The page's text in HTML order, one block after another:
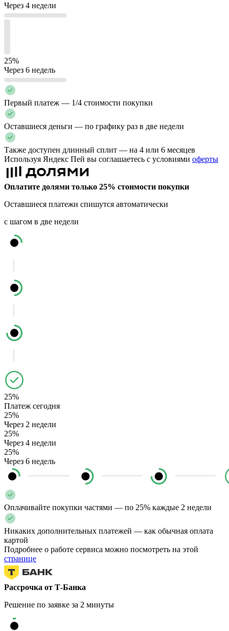
Через 4 недели
25%
Через 6 недель
Первый платеж — 1/4 стоимости покупки
Оставшиеся деньги — по графику раз в две недели
Также доступен длинный сплит — на 4 или 6 месяцев
Используя Яндекс Пей вы соглашаетесь с условиями оферты
Оплатите долями только 25% стоимости покупки
Оставшиеся платежи спишутся автоматически
с шагом в две недели
25%
Платеж сегодня
25%
Через 2 недели
25%
Через 4 недели
25%
Через 6 недель
Оплачивайте покупки частями — по 25% каждые 2 недели
Никаких дополнительных платежей — как обычная оплата
картой
Подробнее о работе сервиса можно посмотреть на этой
странице
Рассрочка от Т-Банка
Решение по заявке за 2 минуты